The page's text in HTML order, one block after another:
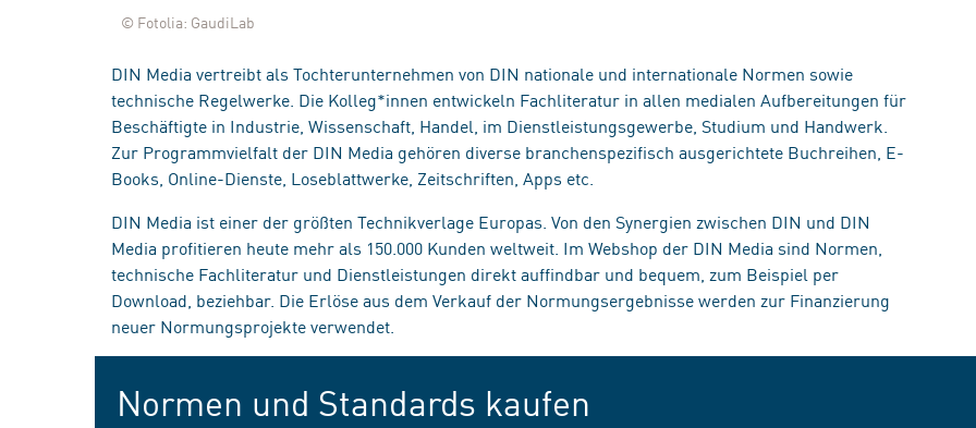
© Fotolia: GaudiLab
DIN Media vertreibt als Tochterunternehmen von DIN nationale und internationale Normen sowie
technische Regelwerke. Die Kolleg*innen entwickeln Fachliteratur in allen medialen Aufbereitungen für
Beschäftigte in Industrie, Wissenschaft, Handel, im Dienstleistungsgewerbe, Studium und Handwerk.
Zur Programmvielfalt der DIN Media gehören diverse branchenspezifisch ausgerichtete Buchreihen, E-
Books, Online-Dienste, Loseblattwerke, Zeitschriften, Apps etc.
DIN Media ist einer der größten Technikverlage Europas. Von den Synergien zwischen DIN und DIN
Media profitieren heute mehr als 150.000 Kunden weltweit. Im Webshop der DIN Media sind Normen,
technische Fachliteratur und Dienstleistungen direkt auffindbar und bequem, zum Beispiel per
Download, beziehbar. Die Erlöse aus dem Verkauf der Normungsergebnisse werden zur Finanzierung
neuer Normungsprojekte verwendet.
Normen und Standards kaufen